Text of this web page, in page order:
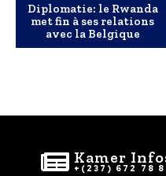
Diplomatie: le Rwanda
met fin à ses relations
avec la Belgique
Kamer
+(237) 672 78